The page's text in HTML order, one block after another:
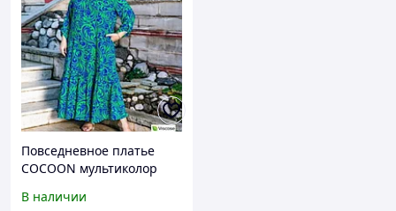
Повседневное платье
COCOON мультиколор
В наличии